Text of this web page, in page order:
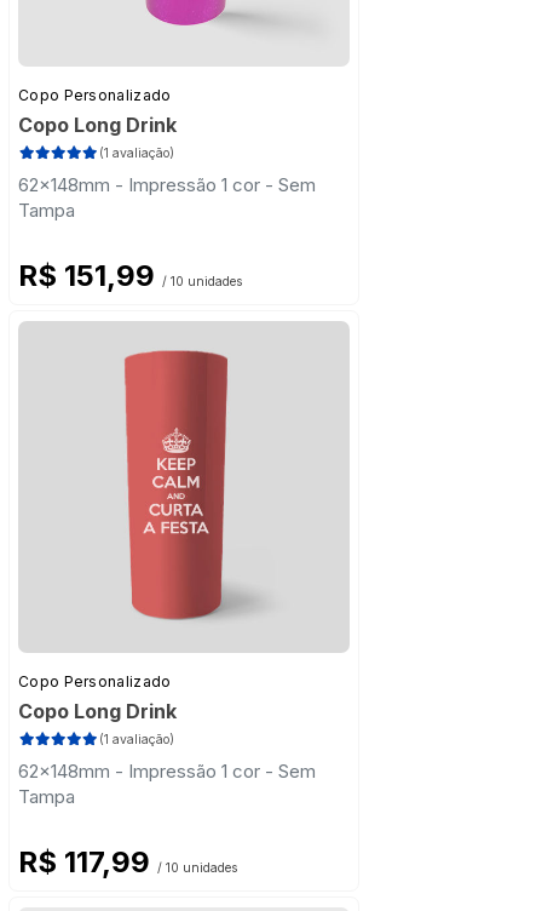
Copo Personalizado
Copo Long Drink
(1 avaliação)
62x148mm - Impressão 1 cor - Sem
Tampa
R$ 151,99 / 10 unidades
Copo Personalizado
Copo Long Drink
(1 avaliação)
62x148mm - Impressão 1 cor - Sem
Tampa
R$ 117,99 / 10 unidades